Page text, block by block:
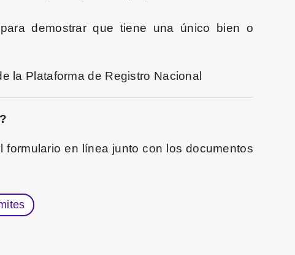
demostrar que tiene una único bien o
la Plataforma de Registro Nacional
en línea junto con los documentos